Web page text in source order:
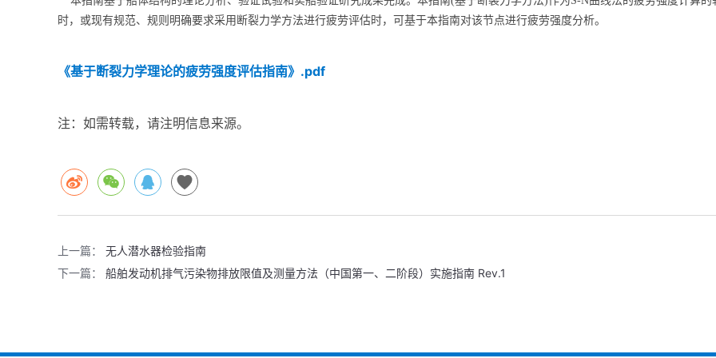
时，或现有规范、规则明确要求采用断裂力学方法进行疲劳评估时，可基于本指南对该节点进行疲劳强度分析。
《基于断裂力学理论的疲劳强度评估指南》.pdf
注：如需转载，请注明信息来源。
上一篇：
无人潜水器检验指南
下一篇：
船舶发动机排气污染物排放限值及测量方法（中国第一、二阶段）实施指南 Rev.1